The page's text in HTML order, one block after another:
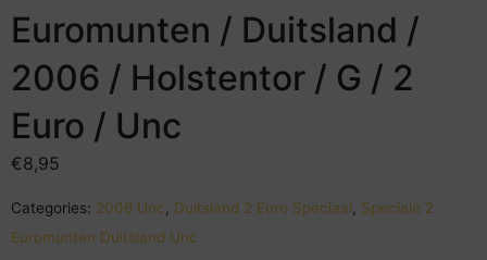
Euromunten / Duitsland /
2006 / Holstentor / G / 2
Euro / Unc
€8,95
Categories: 2006 Unc Duitsland 2 Euro Speciaal
Speciale 2
Euromunten Duitsland Unc